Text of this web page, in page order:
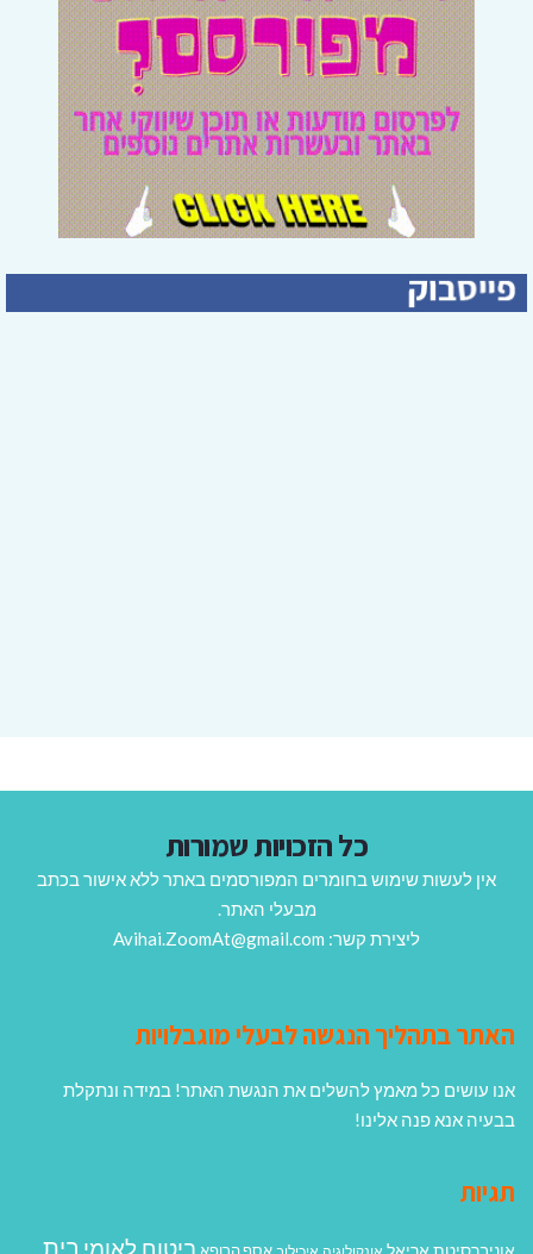
כל הזכויות שמורות
אין לעשות שימוש בחומרים המפורסמים באתר ללא אישור בכתב
מבעלי האתר.
ליצירת קשר: Avihai.ZoomAt@gmail.com
האתר בתהליך הנגשה לבעלי מוגבלויות
אנו עושים כל מאמץ להשלים את הנגשת האתר! במידה ונתקלת
בבעיה אנא פנה אלינו!
תגיות
ביטוח לאומי בית